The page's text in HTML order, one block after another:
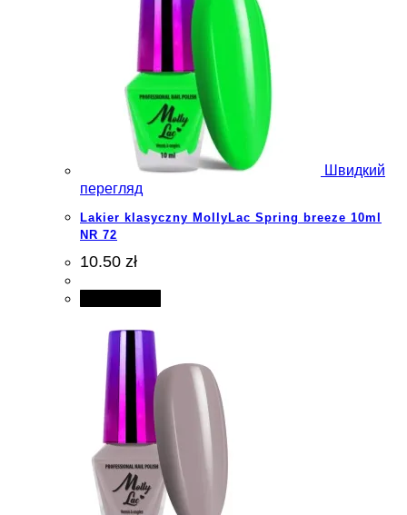
Швидкий
перегляд
Lakier klasyczny MollyLac Spring breeze 10ml
NR 72
10.50 zł